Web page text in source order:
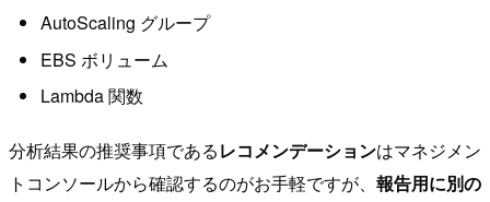
AutoScaling グループ
EBS ボリューム
Lambda 関数
分析結果の推奨事項であるレコメンデーションはマネジメン
トコンソールから確認するのがお手軽ですが、 報告用に別の